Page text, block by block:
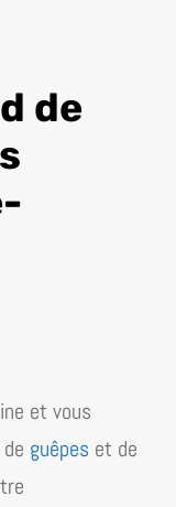
de
et vous
guêpes et de